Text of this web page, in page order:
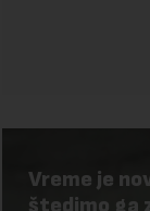
Vreme je
štedimo ga